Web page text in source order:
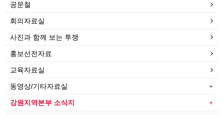
공문철
회의자료실
사진과 함께 보는 투쟁
홍보선전자료
교육자료실
동영상/기타자료실
강원지역본부 소식지